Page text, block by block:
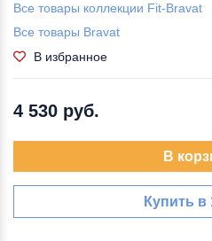
Все товары коллекции Fit-Bravat
Все товары Bravat
В избранное
4 530 руб.
В
Купить в